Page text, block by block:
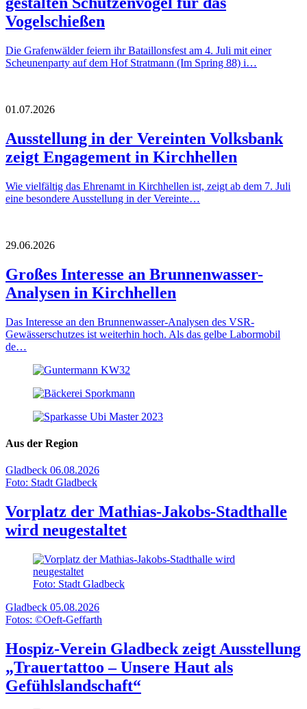
Vogelschießen
Die Grafenwälder feiern ihr Bataillonsfest am 4. Juli mit einer
Scheunenparty auf dem Hof Stratmann (Im Spring 88) i…
01.07.2026
Ausstellung in der Vereinten Volksbank
zeigt Engagement in Kirchhellen
Wie vielfältig das Ehrenamt in Kirchhellen ist, zeigt ab dem 7. Juli
eine besondere Ausstellung in der Vereinte…
29.06.2026
Großes Interesse an Brunnenwasser-
Analysen in Kirchhellen
Das Interesse an den Brunnenwasser-Analysen des VSR-
Gewässerschutzes ist weiterhin hoch. Als das gelbe Labormobil
de…
Aus der Region
Gladbeck 06.08.2026
Foto: Stadt Gladbeck
Vorplatz der Mathias-Jakobs-Stadthalle
wird neugestaltet
Foto: Stadt Gladbeck
Gladbeck 05.08.2026
Fotos: ©Oeft-Geffarth
Hospiz-Verein Gladbeck zeigt Ausstellung
„Trauertattoo – Unsere Haut als
Gefühlslandschaft“